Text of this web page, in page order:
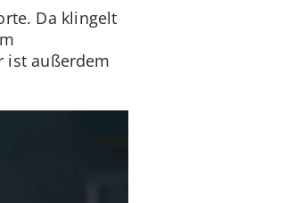
Da klingelt
ist außerdem